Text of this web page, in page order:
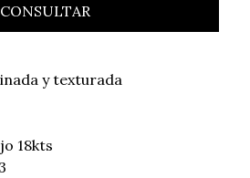
CONSULTAR
y texturada
18kts